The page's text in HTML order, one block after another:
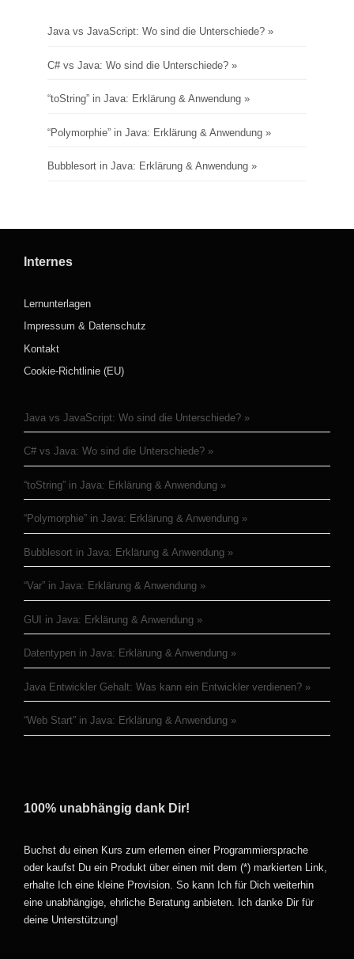
Java vs JavaScript: Wo sind die Unterschiede?
C# vs Java: Wo sind die Unterschiede?
“toString” in Java: Erklärung & Anwendung
“Polymorphie” in Java: Erklärung & Anwendung
Bubblesort in Java: Erklärung & Anwendung
Internes
Lernunterlagen
Impressum & Datenschutz
Kontakt
Cookie-Richtlinie (EU)
Java vs JavaScript: Wo sind die Unterschiede?
C# vs Java: Wo sind die Unterschiede?
“toString” in Java: Erklärung & Anwendung
“Polymorphie” in Java: Erklärung & Anwendung
Bubblesort in Java: Erklärung & Anwendung
“Var” in Java: Erklärung & Anwendung
GUI in Java: Erklärung & Anwendung
Datentypen in Java: Erklärung & Anwendung
Java Entwickler Gehalt: Was kann ein Entwickler verdienen?
“Web Start” in Java: Erklärung & Anwendung
100% unabhängig dank Dir!
Buchst du einen Kurs zum erlernen einer Programmiersprache
oder kaufst Du ein Produkt über einen mit dem (*) markierten Link,
erhalte Ich eine kleine Provision. So kann Ich für Dich weiterhin
eine unabhängige, ehrliche Beratung anbieten. Ich danke Dir für
deine Unterstützung!